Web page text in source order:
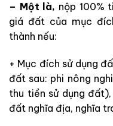
– Một là, nộp 100%
giá đất của mục
thành nếu:
+ Mục đích sử dụng
đất sau: phi nông
thu tiền sử dụng
đất nghĩa địa, nghĩa